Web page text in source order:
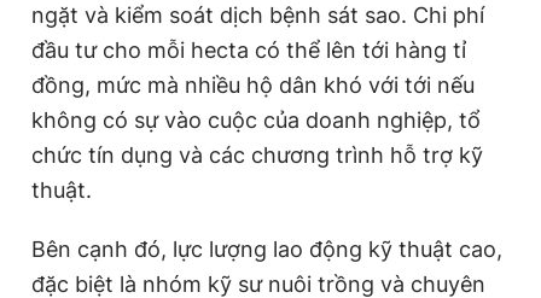
ngặt và kiểm soát dịch bệnh sát sao. Chi phí
đầu tư cho mỗi hecta có thể lên tới hàng tỉ
đồng, mức mà nhiều hộ dân khó với tới nếu
không có sự vào cuộc của doanh nghiệp, tổ
chức tín dụng và các chương trình hỗ trợ kỹ
thuật.
Bên cạnh đó, lực lượng lao động kỹ thuật cao,
đặc biệt là nhóm kỹ sư nuôi trồng và chuyên